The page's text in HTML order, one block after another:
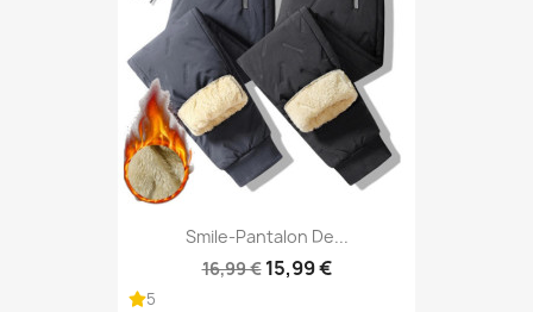
Smile-Pantalon De...
16,99 € 15,99 €
5